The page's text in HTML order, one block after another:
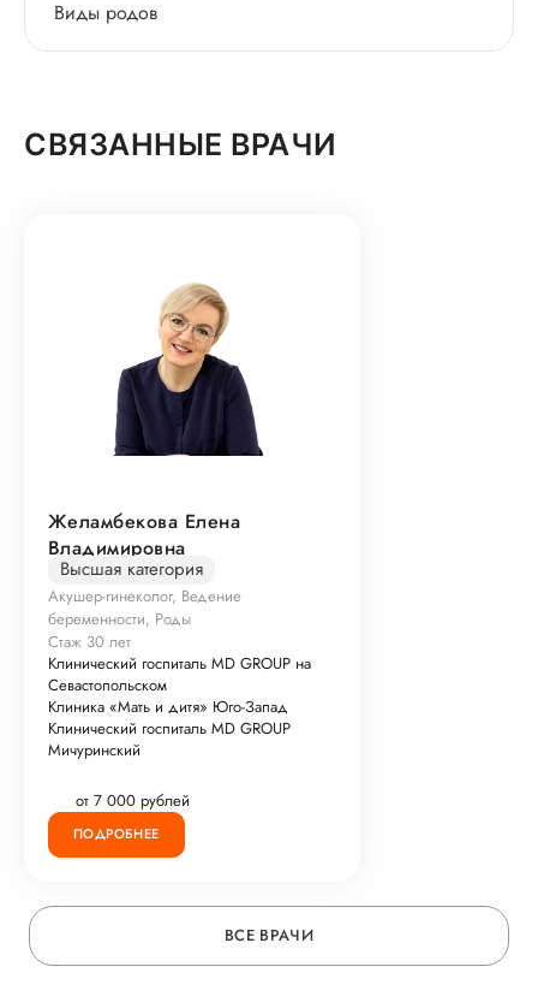
Виды родов
СВЯЗАННЫЕ ВРАЧИ
Желамбекова Елена
Владимировна
Высшая категория
Акушер-гинеколог, Ведение
беременности, Роды
Стаж 30 лет
Клинический госпиталь MD GROUP на
Севастопольском
Клиника «Мать и дитя» Юго-Запад
Клинический госпиталь MD GROUP
Мичуринский
от 7 000 рублей
ПОДРОБНЕЕ
ВСЕ ВРАЧИ